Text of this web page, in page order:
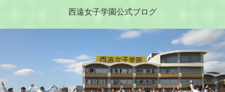
西遠女子学園公式ブログ